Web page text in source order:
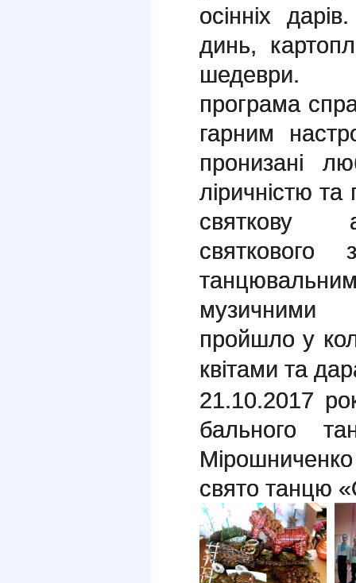
осінніх
динь,
шедеври.
програма
гарним
пронизані
ліричністю
святкову
святкового
музичними
пройшло у
квітами та
21.10.2017
бального
свято танцю